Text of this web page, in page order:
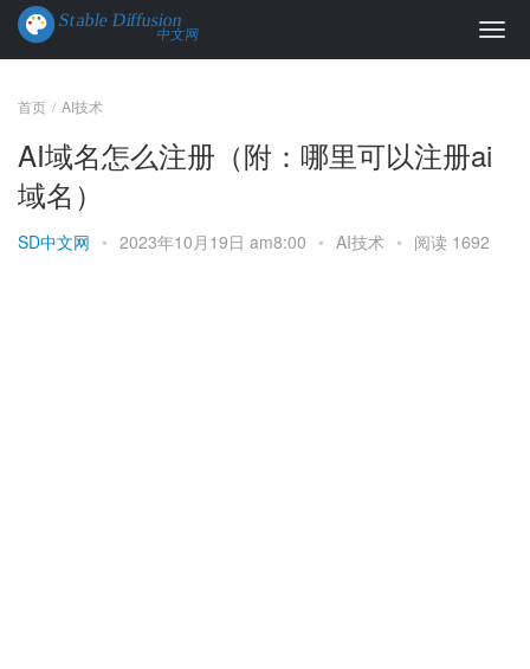
首页 AI技术
AI域名怎么注册（附：哪里可以注册ai
域名）
SD中文网 • 2023年10月19日 am8:00 • AI技术 • 阅读 1692